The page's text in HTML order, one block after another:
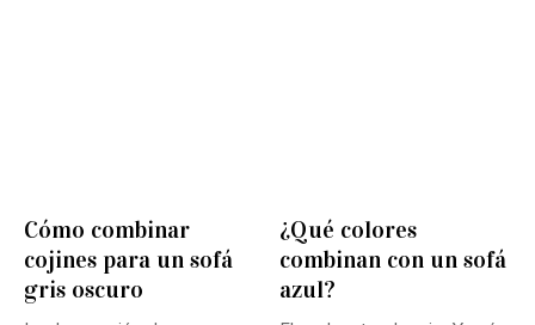
Cómo combinar
cojines para un sofá
gris oscuro
¿Qué colores
combinan con un sofá
azul?